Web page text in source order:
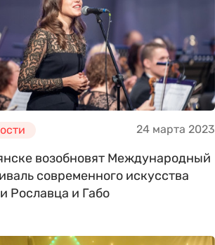
24 марта 2023
возобновят Международный
современного искусства
Рославца и Габо